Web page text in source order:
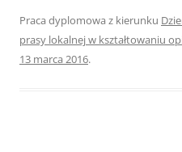
Praca dyplomowa z kierunku
prasy lokalnej w kształtowaniu
13 marca 2016.